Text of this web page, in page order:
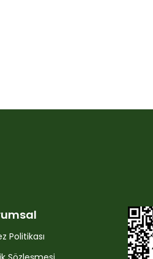
Politikası